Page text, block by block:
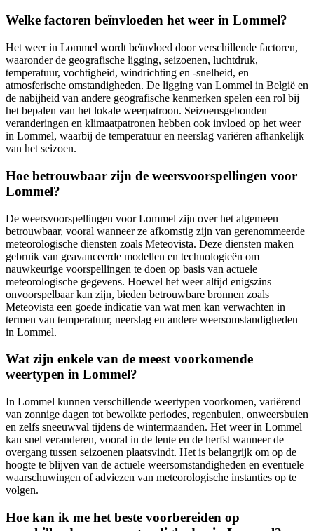
Welke factoren beïnvloeden het weer in Lommel?
Het weer in Lommel wordt beïnvloed door verschillende factoren,
waaronder de geografische ligging, seizoenen, luchtdruk,
temperatuur, vochtigheid, windrichting en -snelheid, en
atmosferische omstandigheden. De ligging van Lommel in België en
de nabijheid van andere geografische kenmerken spelen een rol bij
het bepalen van het lokale weerpatroon. Seizoensgebonden
veranderingen en klimaatpatronen hebben ook invloed op het weer
in Lommel, waarbij de temperatuur en neerslag variëren afhankelijk
van het seizoen.
Hoe betrouwbaar zijn de weersvoorspellingen voor
Lommel?
De weersvoorspellingen voor Lommel zijn over het algemeen
betrouwbaar, vooral wanneer ze afkomstig zijn van gerenommeerde
meteorologische diensten zoals Meteovista. Deze diensten maken
gebruik van geavanceerde modellen en technologieën om
nauwkeurige voorspellingen te doen op basis van actuele
meteorologische gegevens. Hoewel het weer altijd enigszins
onvoorspelbaar kan zijn, bieden betrouwbare bronnen zoals
Meteovista een goede indicatie van wat men kan verwachten in
termen van temperatuur, neerslag en andere weersomstandigheden
in Lommel.
Wat zijn enkele van de meest voorkomende
weertypen in Lommel?
In Lommel kunnen verschillende weertypen voorkomen, variërend
van zonnige dagen tot bewolkte periodes, regenbuien, onweersbuien
en zelfs sneeuwval tijdens de wintermaanden. Het weer in Lommel
kan snel veranderen, vooral in de lente en de herfst wanneer de
overgang tussen seizoenen plaatsvindt. Het is belangrijk om op de
hoogte te blijven van de actuele weersomstandigheden en eventuele
waarschuwingen of adviezen van meteorologische instanties op te
volgen.
Hoe kan ik me het beste voorbereiden op